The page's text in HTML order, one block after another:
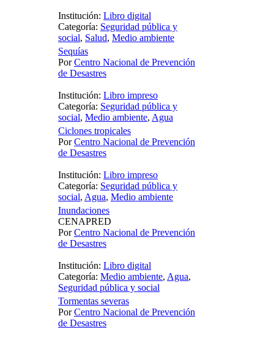
Institución: Libro digital
Categoría: Seguridad pública y
social, Salud, Medio ambiente
Sequías
PorCentro Nacional de Prevención
de Desastres
Institución: Libro impreso
Categoría: Seguridad pública y
social, Medio ambiente, Agua
Ciclones tropicales
PorCentro Nacional de Prevención
de Desastres
Institución: Libro impreso
Categoría: Seguridad pública y
social, Agua, Medio ambiente
Inundaciones
CENAPRED
PorCentro Nacional de Prevención
de Desastres
Institución: Libro digital
Categoría: Medio ambiente, Agua,
Seguridad pública y social
Tormentas severas
PorCentro Nacional de Prevención
de Desastres